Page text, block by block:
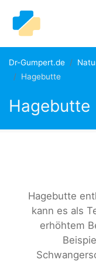
Dr-Gumpert.de
Hagebutte
Hagebutte
Hagebutte
kann es als
erhöhtem